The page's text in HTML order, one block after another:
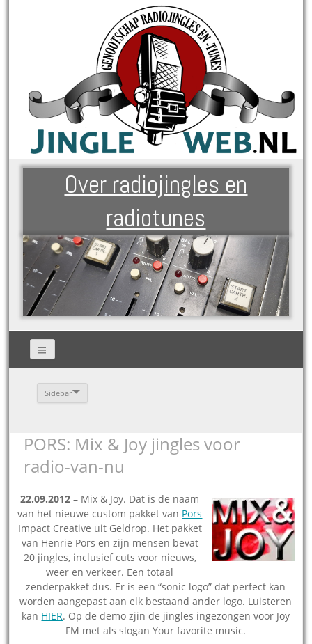
Over radiojingles en
radiotunes
Sidebar
PORS: Mix & Joy jingles voor
radio-van-nu
22.09.2012– Mix & Joy. Dat is de naam
van het nieuwe custom pakket van Pors
Impact Creative uit Geldrop. Het pakket
van Henrie Pors en zijn mensen bevat
20 jingles, inclusief cuts voor nieuws,
weer en verkeer. Een totaal
zenderpakket dus. Er is een “sonic logo” dat perfect kan
worden aangepast aan elk bestaand ander logo. Luisteren
kan HIER. Op de demo zjin de jingles ingezongen voor Joy
FM met als slogan Your favorite music.